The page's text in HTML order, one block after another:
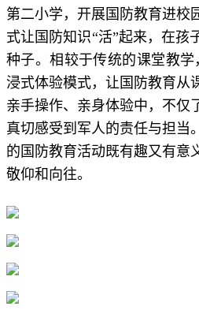
第二小学，开展国防教育进校
式让国防知识“活”起来，在孩
种子。相较于传统的课堂教学
浸式体验模式，让国防教育从
亲手操作、亲身体验中，不仅
真切感受到军人的责任与担当
的国防教育活动既有趣又有意
敬仰和向往。